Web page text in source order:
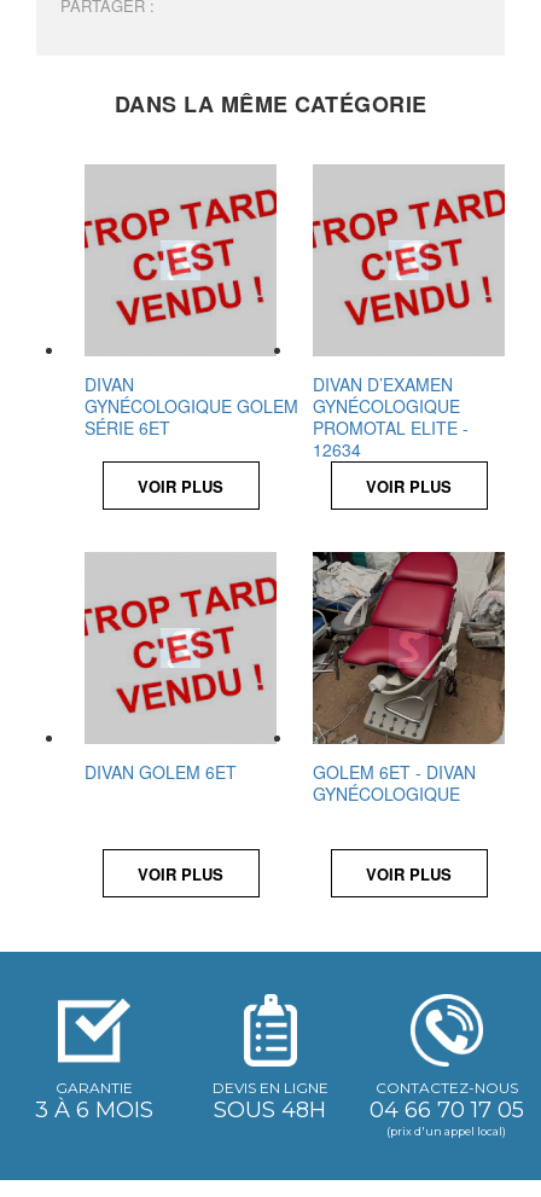
PARTAGER :
DANS LA MÊME CATÉGORIE
DIVAN
GYNÉCOLOGIQUE GOLEM
SÉRIE 6ET
VOIR PLUS
DIVAN D’EXAMEN
GYNÉCOLOGIQUE
PROMOTAL ELITE -
12634
VOIR PLUS
DIVAN GOLEM 6ET
VOIR PLUS
GOLEM 6ET - DIVAN
GYNÉCOLOGIQUE
VOIR PLUS
GARANTIE
3 À 6 MOIS
DEVIS EN LIGNE
SOUS 48H
CONTACTEZ-NOUS
04 66 70 17 05
(prix d'un appel local)